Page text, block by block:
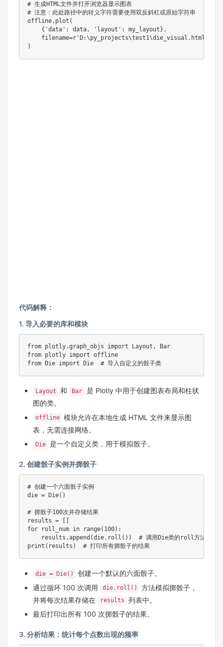
# 生成HTML文件并打开浏览器显示图表
# 注意：此处路径中的转义字符需要使用双反斜杠或原始字符串
offline.plot(
    {'data': data, 'layout': my_layout},
filename=r'D:\py_projects\test1\die_visual.html'  #
)
代码解释：
1. 导入必要的库和模块
from plotly.graph_objs import Layout, Bar
from plotly import offline
from Die import Die  # 导入自定义的骰子类
Layout 和 Bar
是 Plotly 中用于创建图表布局和柱状
图的类。
offline 模块允许在本地生成 HTML 文件来显示图
表，无需连接网络。
Die 是一个自定义类，用于模拟骰子。
2. 创建骰子实例并掷骰子
# 创建一个六面骰子实例
die = Die()
# 掷骰子100次并存储结果
results = []
for roll_num in range(100):
results.append(die.roll())  # 调用Die类的roll方法获取
print(results)  # 打印所有掷骰子的结果
die = Die()
创建一个默认的六面骰子。
通过循环 100 次调用
die.roll()
方法模拟掷骰子，
并将每次结果存储在
results
列表中。
最后打印出所有 100 次掷骰子的结果。
3. 分析结果：统计每个点数出现的频率